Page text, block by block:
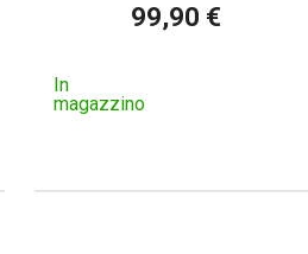
99,90 €
In
magazzino